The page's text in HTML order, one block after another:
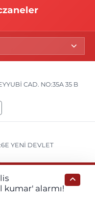
CAD. NO:35A 35 B
YENİ DEVLET
kumar' alarmı!